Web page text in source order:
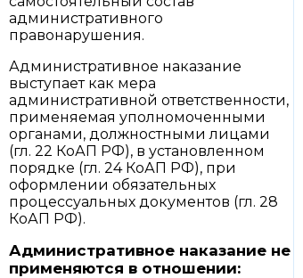
административного
правонарушения.
Административное наказание
выступает как мера
административной ответственности,
применяемая уполномоченными
органами, должностными лицами
(гл. 22 КоАП РФ), в установленном
порядке (гл. 24 КоАП РФ), при
оформлении обязательных
процессуальных документов (гл. 28
КоАП РФ).
Административное наказание не
применяются в отношении: